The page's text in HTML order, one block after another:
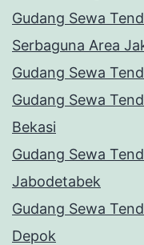
Gudang Sewa
Serbaguna Area
Gudang Sewa
Gudang Sewa
Bekasi
Gudang Sewa
Jabodetabek
Gudang Sewa
Depok